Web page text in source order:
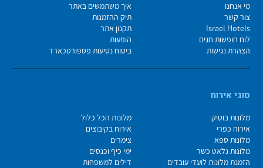
מי אנחנו
איך משתמשים באתר
צור קשר
תיק ההזמנות
Israel Hotels
תקנון אתר
לוח חופשות חגים
הופעות
הצהרת נגישות
ביטוח נסיעות פספורטכארד
סוגי אירוח
מלונות בוטיק
מלונות הכל כלול
אירוח כפרי
אירוח בקיבוצים
מלונות ספא
צימרים
מלונות גלאט כשר
ימי כיף וכנסים
הזמנת מלונות לועדי עובדים
דילים למשפחות